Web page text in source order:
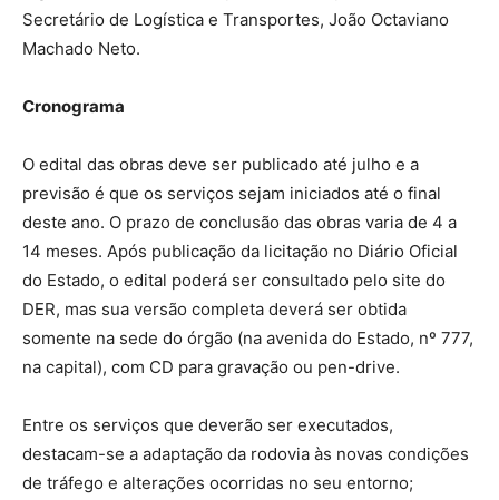
Secretário de Logística e Transportes, João Octaviano
Machado Neto.
Cronograma
O edital das obras deve ser publicado até julho e a
previsão é que os serviços sejam iniciados até o final
deste ano. O prazo de conclusão das obras varia de 4 a
14 meses. Após publicação da licitação no Diário Oficial
do Estado, o edital poderá ser consultado pelo site do
DER, mas sua versão completa deverá ser obtida
somente na sede do órgão (na avenida do Estado, nº 777,
na capital), com CD para gravação ou pen-drive.
Entre os serviços que deverão ser executados,
destacam-se a adaptação da rodovia às novas condições
de tráfego e alterações ocorridas no seu entorno;